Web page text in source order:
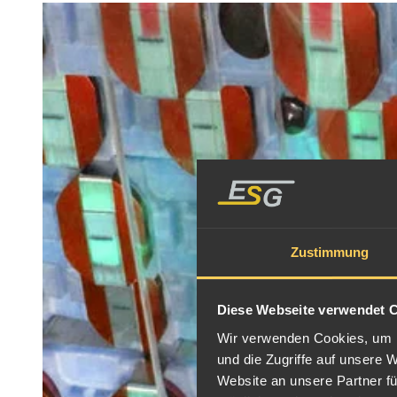
Zustimmung
Diese Webseite verwendet
Wir verwenden Cookies,
und die Zugriffe auf unsere
Website an unsere Partner